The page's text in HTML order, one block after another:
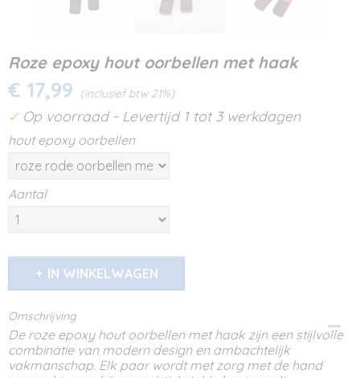
Roze epoxy hout oorbellen met haak
€ 17,99 (inclusief btw 21%)
✓ Op voorraad - Levertijd 1 tot 3 werkdagen
hout epoxy oorbellen
Aantal
IN WINKELWAGEN
Omschrijving
De roze epoxy hout oorbellen met haak zijn een stijlvolle
combinatie van modern design en ambachtelijk
vakmanschap. Elk paar wordt met zorg met de hand